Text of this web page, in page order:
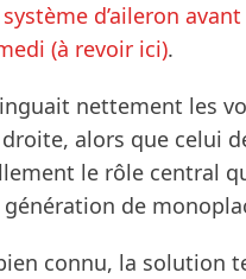
d’aileron
(à revoir ici).
nettement les
alors que celui
le rôle central
de
connu, la solution